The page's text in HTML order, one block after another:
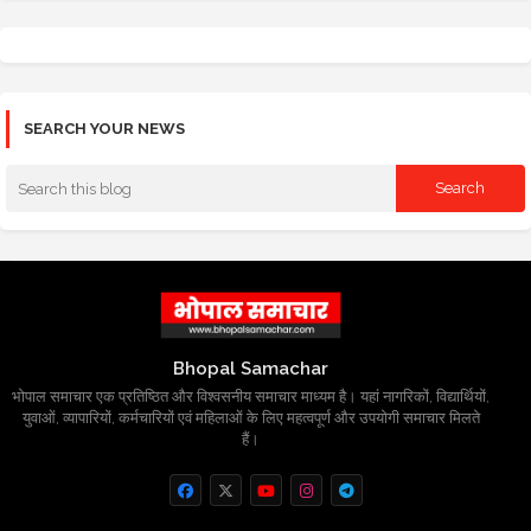
SEARCH YOUR NEWS
Bhopal Samachar
भोपाल समाचार एक प्रतिष्ठित और विश्वसनीय समाचार माध्यम है। यहां नागरिकों, विद्यार्थियों,
युवाओं, व्यापारियों, कर्मचारियों एवं महिलाओं के लिए महत्वपूर्ण और उपयोगी समाचार मिलते
हैं।